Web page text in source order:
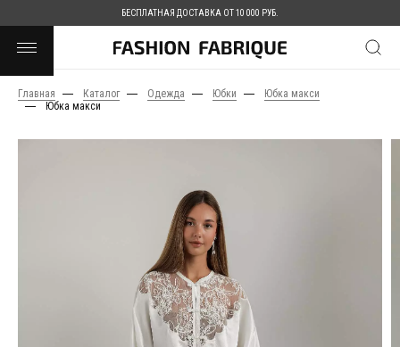
БЕСПЛАТНАЯ ДОСТАВКА ОТ 10 000 РУБ.
Главная Каталог Одежда Юбки
Юбка макси
Юбка макси